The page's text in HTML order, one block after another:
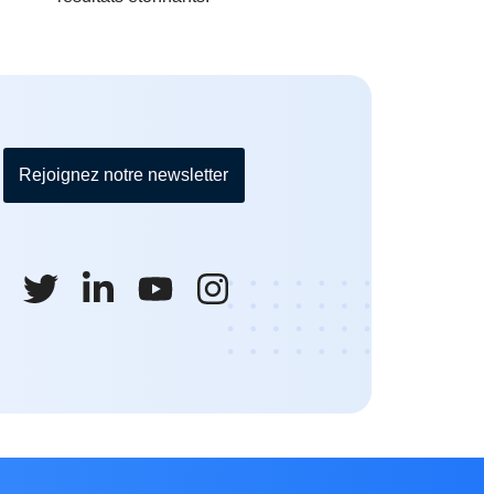
Rejoignez notre newsletter